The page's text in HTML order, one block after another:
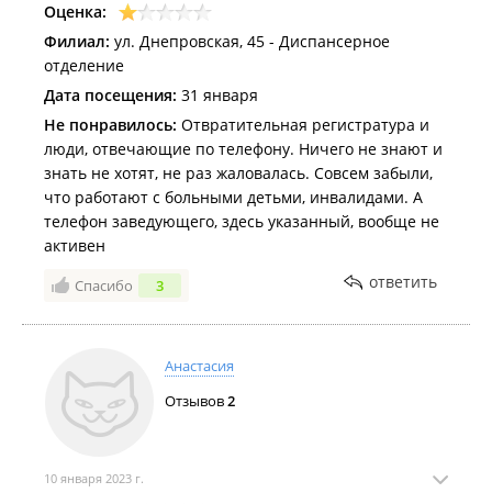
Оценка:
Филиал: ул. Днепровская, 45 - Диспансерное
отделение
Дата посещения: 31 января
Не понравилось: Отвратительная регистратура и
люди, отвечающие по телефону. Ничего не знают и
знать не хотят, не раз жаловалась. Совсем забыли,
что работают с больными детьми, инвалидами. А
телефон заведующего, здесь указанный, вообще не
активен
Спасибо 3 ответить
Анастасия
Отзывов2
10 января 2023 г.